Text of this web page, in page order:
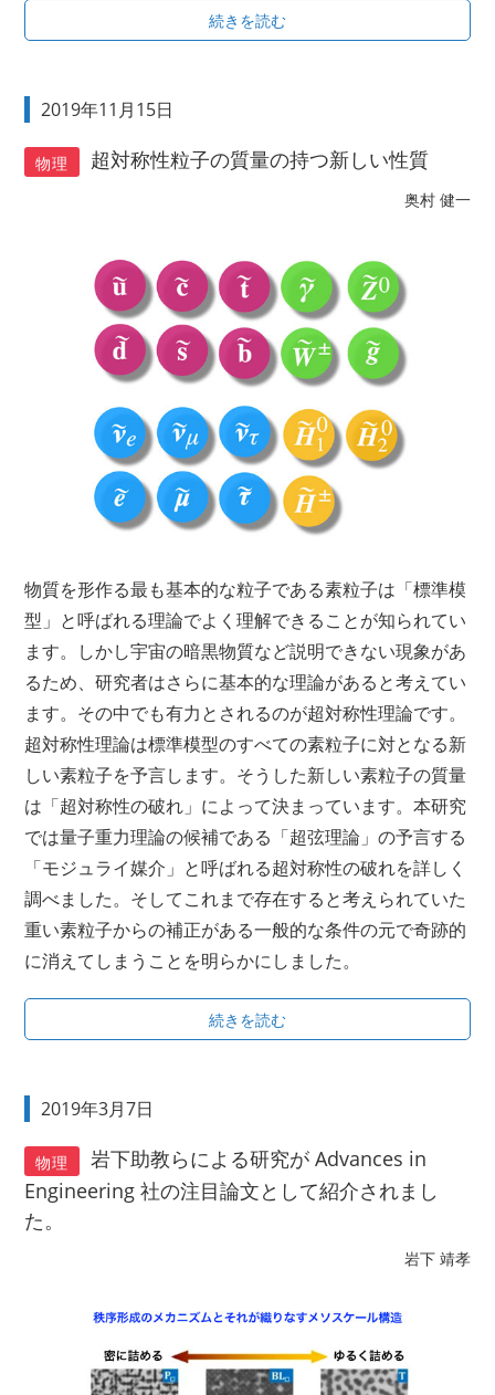
続きを読む
2019年11月15日
物理 超対称性粒子の質量の持つ新しい性質
奥村 健一
物質を形作る最も基本的な粒子である素粒子は「標準模
型」と呼ばれる理論でよく理解できることが知られてい
ます。しかし宇宙の暗黒物質など説明できない現象があ
るため、研究者はさらに基本的な理論があると考えてい
ます。その中でも有力とされるのが超対称性理論です。
超対称性理論は標準模型のすべての素粒子に対となる新
しい素粒子を予言します。そうした新しい素粒子の質量
は「超対称性の破れ」によって決まっています。本研究
では量子重力理論の候補である「超弦理論」の予言する
「モジュライ媒介」と呼ばれる超対称性の破れを詳しく
調べました。そしてこれまで存在すると考えられていた
重い素粒子からの補正がある一般的な条件の元で奇跡的
に消えてしまうことを明らかにしました。
続きを読む
2019年3月7日
物理
岩下助教らによる研究が Advances in
Engineering 社の注目論文として紹介されまし
た。
岩下 靖孝